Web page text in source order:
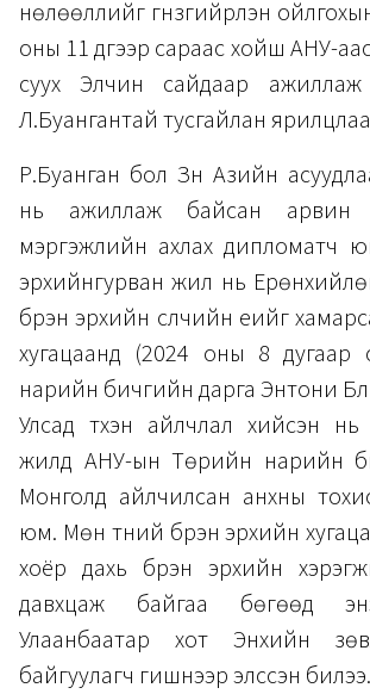
нөлөөллийг гүнзгийрүүлэн
оны 11 дүгээр сараас хойш АНУ-
суух Элчин сайдаар
Л.Буангантай тусгайлан
Р.Буанган бол Зүүн Азийн
нь ажиллаж байсан арвин
мэргэжлийн ахлах дипломатч
эрхийнгурван жил нь
бүрэн эрхийн сүүлчийн үеийг
хугацаанд (2024 оны 8 дугаар
нарийн бичгийн дарга Энтони
Улсад түүхэн айлчлал хийсэн нь
жилд АНУ-ын Төрийн нарийн
Монголд айлчилсан анхны
юм. Мөн түүний бүрэн эрхийн
хоёр дахь бүрэн эрхийн
давхцаж байгаа бөгөөд
Улаанбаатар хот Энхийн
байгуулагч гишүүнээр элссэн билээ.